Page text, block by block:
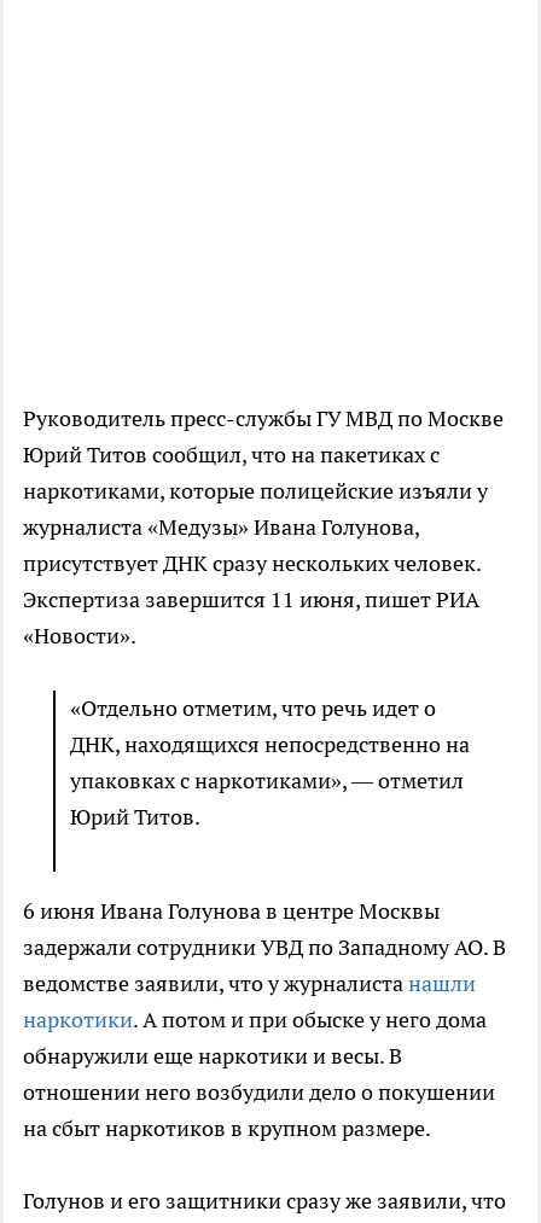
Руководитель пресс-службы ГУ МВД по Москве
Юрий Титов сообщил, что на пакетиках с
наркотиками, которые полицейские изъяли у
журналиста «Медузы» Ивана Голунова,
присутствует ДНК сразу нескольких человек.
Экспертиза завершится 11 июня, пишет РИА
«Новости».
«Отдельно отметим, что речь идет о
ДНК, находящихся непосредственно на
упаковках с наркотиками», — отметил
Юрий Титов.
6 июня Ивана Голунова в центре Москвы
задержали сотрудники УВД по Западному АО. В
ведомстве заявили, что у журналистанашли
наркотики. А потом и при обыске у него дома
обнаружили еще наркотики и весы. В
отношении него возбудили дело о покушении
на сбыт наркотиков в крупном размере.
Голунов и его защитники сразу же заявили, что